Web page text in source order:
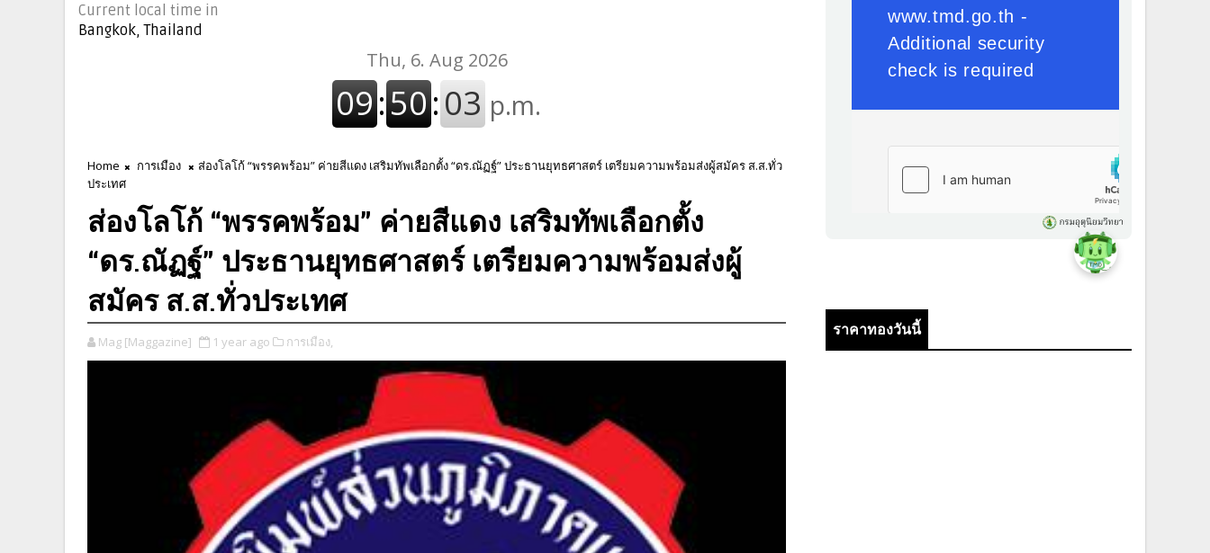
Current local time in
Bangkok, Thailand
Home การเมือง
ส่องโลโก้ “พรรคพร้อม” ค่ายสีแดง เสริมทัพเลือกตั้ง “ดร.ณัฏฐ์” ประธานยุทธศาสตร์ เตรียมความพร้อมส่งผู้สมัคร ส.ส.ทั่ว
ประเทศ
ส่องโลโก้ “พรรคพร้อม” ค่ายสีแดง เสริมทัพเลือกตั้ง
“ดร.ณัฏฐ์” ประธานยุทธศาสตร์ เตรียมความพร้อมส่งผู้
สมัคร ส.ส.ทั่วประเทศ
Mag [Maggazine] 1 year ago การเมือง,
ราคาทองวันนี้